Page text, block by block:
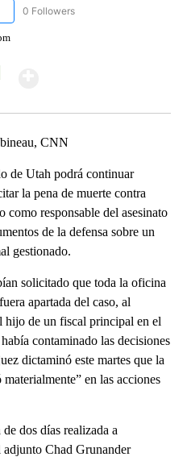
FOLLOW "CNN NEWSOURCE" TO RECEIVE
0 Followers
CNN
de Utah podrá continuar
la pena de muerte contra
como responsable del asesinato
de la defensa sobre un
gestionado.
solicitado que toda la oficina
apartada del caso, al
hijo de un fiscal principal en el
contaminado las decisiones
dictaminó este martes que la
en las acciones
dos días realizada a
adjunto Chad Grunander